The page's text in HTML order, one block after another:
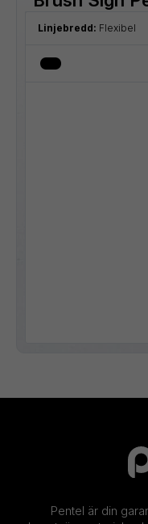
Linjebredd: Flexibel
Pentel är din